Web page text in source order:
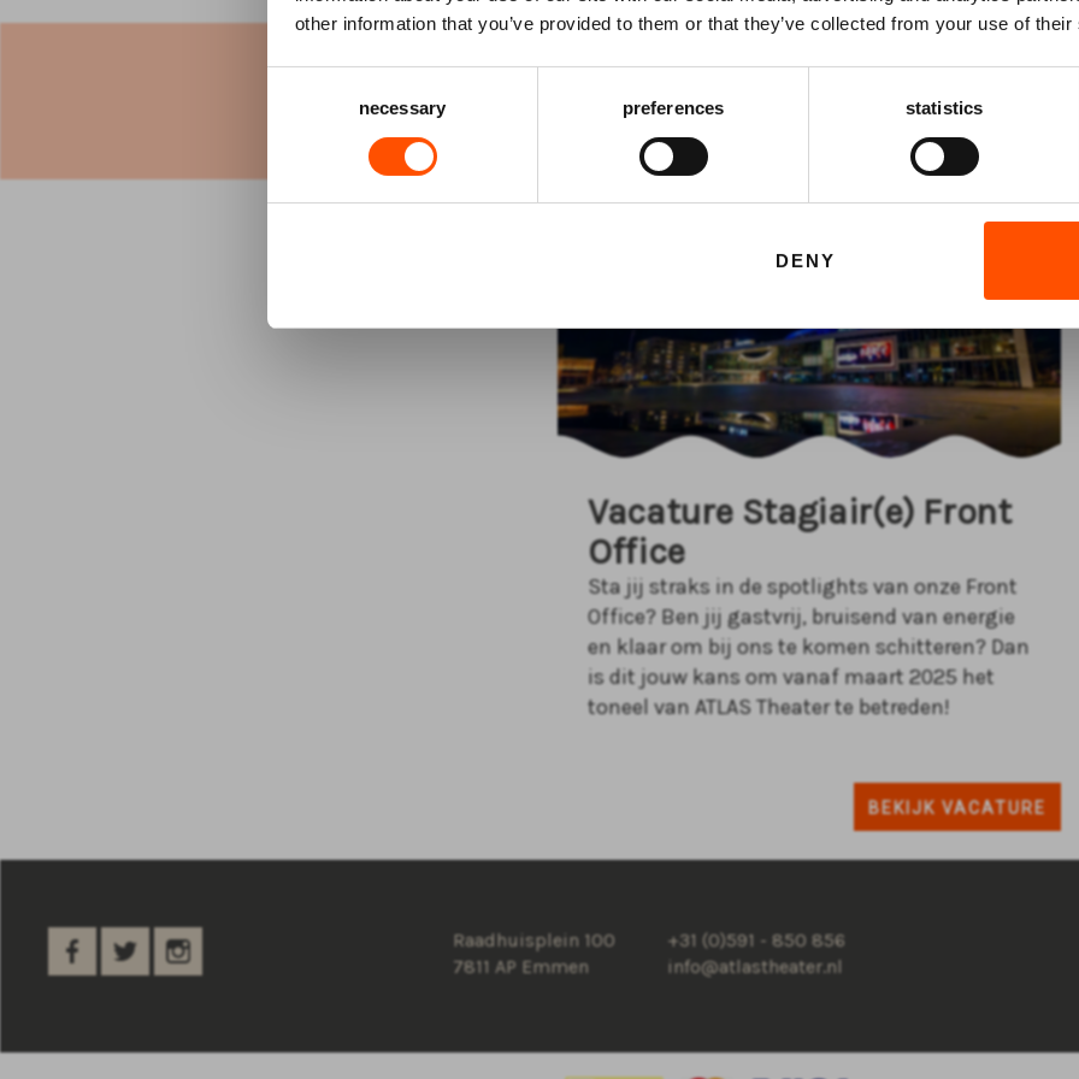
other information that you’ve provided to them or that they’ve collected from your use of
necessary preferences statistics
DENY
Bekijk hieronder onze
Vacature Stagiair(e) Front
Office
Sta jij straks in de spotlights van onze Front
Office? Ben jij gastvrij, bruisend van energie
en klaar om bij ons te komen schitteren? Dan
is dit jouw kans om vanaf maart 2025 het
toneel van ATLAS Theater te betreden!
BEKIJK VACATURE
Raadhuisplein 100
+31 (0)591 - 850 856
7811 AP Emmen
info@atlastheater.nl
Schrijf je in voor denieuwsbriefvan het ATLAS
Theater en ontvang alle info over voorstellingen,
AANMELDEN